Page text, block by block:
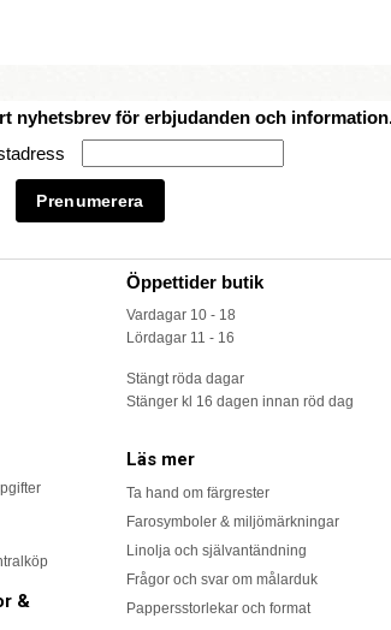
nyhetsbrev för erbjudanden och
&
Öppettider butik
Vardagar 10 - 18
Lördagar 11 - 16
Stängt röda dagar
Stänger kl 16 dagen innan röd dag
Läs mer
Ta hand om färgrester
Farosymboler & miljömärkningar
Linolja och självantändning
Frågor och svar om målarduk
Pappersstorlekar och format